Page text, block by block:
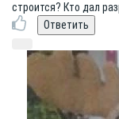
строится? Кто дал